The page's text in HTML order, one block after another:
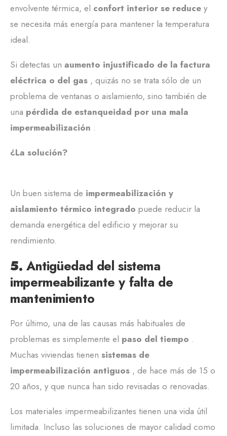
envolvente térmica, el confort interior se reduce y
se necesita más energía para mantener la temperatura
ideal.
Si detectas un aumento injustificado de la factura
eléctrica o del gas , quizás no se trata sólo de un
problema de ventanas o aislamiento, sino también de
una pérdida de estanqueidad por una mala
impermeabilización .
¿La solución?
Un buen sistema de impermeabilización y
aislamiento térmico integrado puede reducir la
demanda energética del edificio y mejorar su
rendimiento.
5. Antigüedad del sistema
impermeabilizante y falta de
mantenimiento
Por último, una de las causas más habituales de
problemas es simplemente el paso del tiempo .
Muchas viviendas tienen sistemas de
impermeabilización antiguos , de hace más de 15 o
20 años, y que nunca han sido revisadas o renovadas.
Los materiales impermeabilizantes tienen una vida útil
limitada. Incluso las soluciones de mayor calidad como